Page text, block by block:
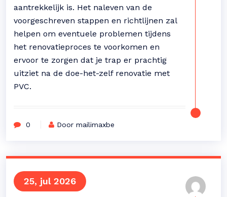
aantrekkelijk is. Het naleven van de
voorgeschreven stappen en richtlijnen zal
helpen om eventuele problemen tijdens
het renovatieproces te voorkomen en
ervoor te zorgen dat je trap er prachtig
uitziet na de doe-het-zelf renovatie met
PVC.
0 Door mailimaxbe
25, jul 2026